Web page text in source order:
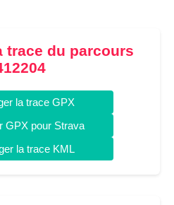
trace du parcours
la trace GPX
GPX pour Strava
la trace KML